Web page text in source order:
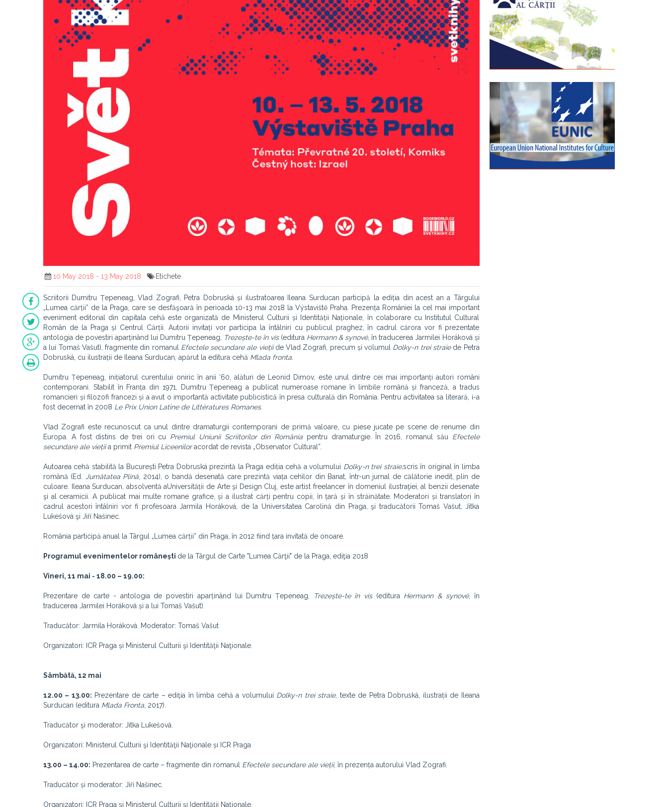
10 May 2018 - 13 May 2018 Etichete
Scriitorii Dumitru Țepeneag, Vlad Zografi, Petra Dobruská și ilustratoarea Ileana Surducan participă la ediția din acest an a Târgului
„Lumea cărții” de la Praga, care se desfăşoară în perioada 10-13 mai 2018 la Výstaviště Praha. Prezența României la cel mai important
eveniment editorial din capitala cehă este organizată de Ministerul Culturii și Identității Naționale, în colaborare cu Institutul Cultural
Român de la Praga și Centrul Cărții. Autorii invitați vor participa la întâlniri cu publicul praghez, în cadrul cărora vor fi prezentate
antologia de povestiri aparținând lui Dumitru Țepeneag,
Trezește-te în vis(editura Hermann & synové, în traducerea Jarmilei Horáková și
a lui Tomaš Vašut), fragmente din romanul
Efectele secundare ale viețiide Vlad Zografi, precum și volumul Dolky-n trei straiede Petra
Dobruská, cu ilustrații de Ileana Surducan, apărut la editura cehă Mlada fronta
Dumitru Țepeneag, inițiatorul curentului oniric în anii ‘60, alături de Leonid Dimov, este unul dintre cei mai importanți autori români
contemporani. Stabilit în Franța din 1971, Dumitru Țepeneag a publicat numeroase romane în limbile română și franceză, a tradus
romancieri și filozofi francezi și a avut o importantă activitate publicistică în presa culturală din România. Pentru activitatea sa literară, i-a
fost decernat în 2008 Le Prix Union Latine de Littératures Romanes.
Vlad Zografi este recunoscut ca unul dintre dramaturgii contemporani de primă valoare, cu piese jucate pe scene de renume din
Europa. A fost distins de trei ori cu Premiul Uniunii Scriitorilor din România pentru dramaturgie. În 2016, romanul său Efectele
secundare ale viețiia primit Premiul Liceeniloracordat de revista „Observator Cultural”.
Autoarea cehă stabilită la București Petra Dobruská prezintă la Praga ediția cehă a volumului Dolky-n trei straie,scris în original în limba
română (Ed.
Jumătatea Plină , 2014), o bandă desenată care prezintă viața cehilor din Banat, într-un jurnal de călătorie inedit, plin de
culoare. Ileana Surducan, absolventă aUniversității de Arte şi Design Cluj, este artist freelancer în domeniul ilustraţiei, al benzii desenate
şi al ceramicii. A publicat mai multe romane grafice, și a ilustrat cărți pentru copii, în țară și în străinătate. Moderatori și translatori în
cadrul acestori întâlniri vor fi profesoara Jarmila Horáková, de la Universitatea Carolină din Praga, şi traducătorii Tomaš Vašut, Jitka
Lukešová şi Jiří Našinec.
România participă anual la Târgul „Lumea cărții” din Praga, în 2012 fiind țara invitată de onoare.
Programul evenimentelor românești de la Târgul de Carte "Lumea Cărţii" de la Praga, ediţia 2018
Vineri, 11 mai - 18.00 – 19.00:
Prezentare de carte - antologia de povestiri aparținând lui Dumitru Țepeneag, Trezește-te în vis(editura Hermann & synové, în
traducerea Jarmilei Horáková și a lui Tomaš Vašut).
Traducător: Jarmila Horáková. Moderator: Tomaš Vašut
Organizatori: ICR Praga și Ministerul Culturii şi Identităţii Naţionale.
Sâmbătă, 12 mai
12.00 – 13.00: Prezentare de carte – ediţia în limba cehă a volumului Dolky-n trei straie, texte de Petra Dobruská, ilustrații de Ileana
Surducan (editura Mlada Fronta , 2017).
Traducător şi moderator: Jitka Lukešová.
Organizatori: Ministerul Culturii şi Identităţii Naţionale și ICR Praga
13.00 – 14.00: Prezentarea de carte – fragmente din romanul Efectele secundare ale vieții, în prezența autorului Vlad Zografi.
Traducător și moderator: Jiři Našinec.
Organizatori: ICR Praga și Ministerul Culturii şi Identităţii Naţionale.